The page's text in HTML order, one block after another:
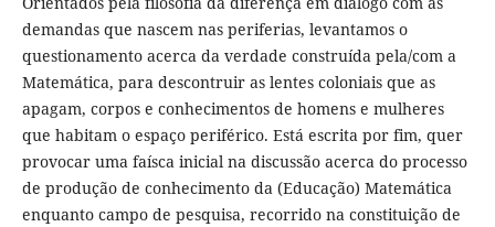
demandas que nascem nas periferias, levantamos o
questionamento acerca da verdade construída pela/com a
Matemática, para descontruir as lentes coloniais que as
apagam, corpos e conhecimentos de homens e mulheres
que habitam o espaço periférico. Está escrita por fim, quer
provocar uma faísca inicial na discussão acerca do processo
de produção de conhecimento da (Educação) Matemática
enquanto campo de pesquisa, recorrido na constituição de